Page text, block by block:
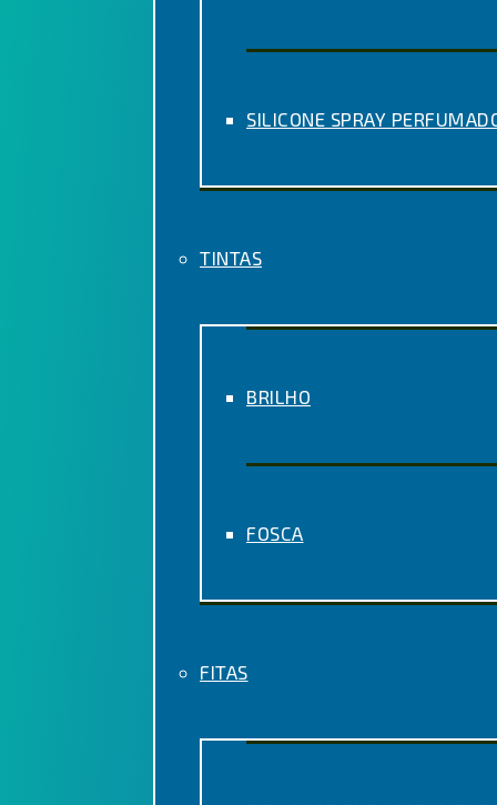
SILICONE SPRAY
TINTAS
BRILHO
FOSCA
FITAS